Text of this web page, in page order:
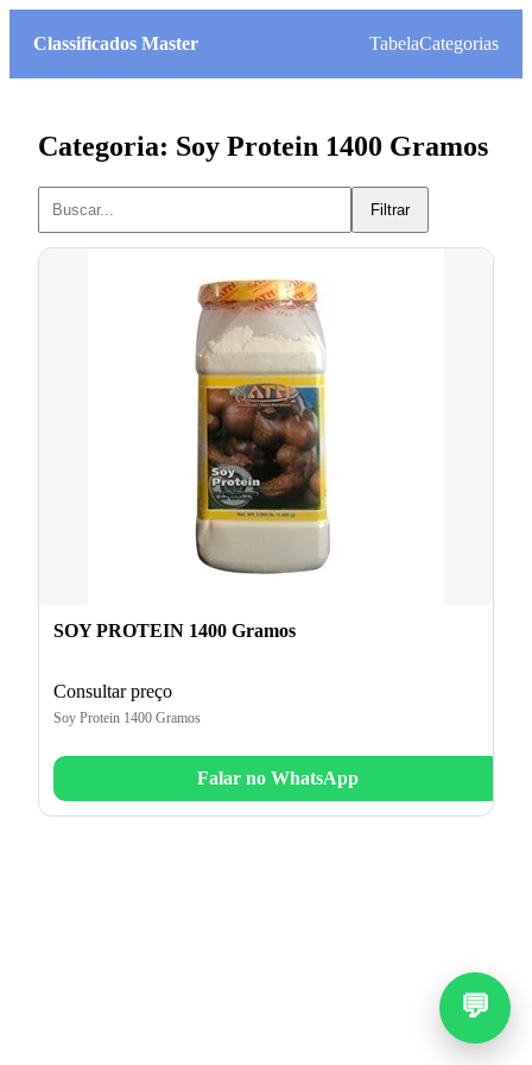
Classificados Master TabelaCategorias
Categoria: Soy Protein 1400 Gramos
Filtrar
SOY PROTEIN 1400 Gramos
Consultar preço
Soy Protein 1400 Gramos
Falar no WhatsApp
💬